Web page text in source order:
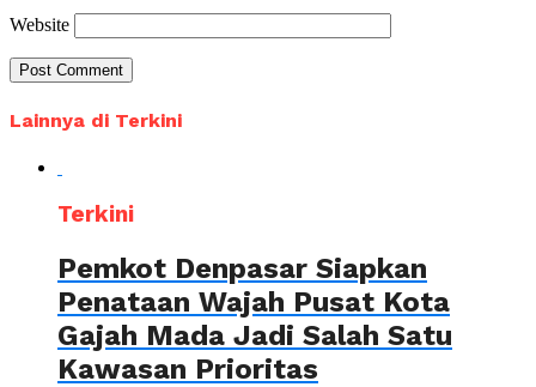
Website
Lainnya di Terkini
Terkini
Pemkot Denpasar Siapkan
Penataan Wajah Pusat Kota
Gajah Mada Jadi Salah Satu
Kawasan Prioritas